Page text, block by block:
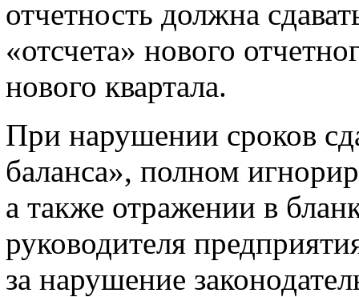
отчетность должна
«отсчета» нового
нового квартала.
При нарушении сроков
баланса», полном
а также отражении в
руководителя
за нарушение